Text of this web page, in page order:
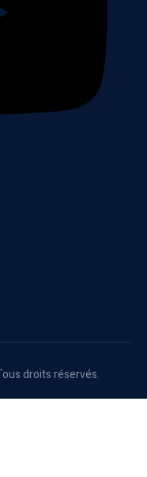
droits réservés.